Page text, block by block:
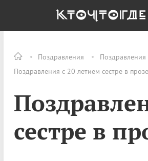
Поздравления
Поздравления с 20 летием сестре в
сестре в
ОБЩЕСТВО